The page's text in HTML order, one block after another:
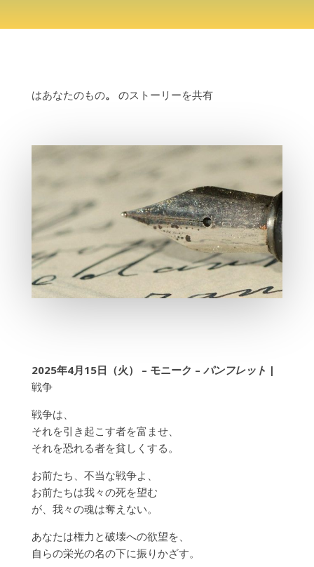
はあなたのもの。 のストーリーを共有
2025年4月15日（火） – モニーク – パンフレット |
戦争
戦争は、
それを引き起こす者を富ませ、
それを恐れる者を貧しくする。
お前たち、不当な戦争よ、
お前たちは我々の死を望む
が、我々の魂は奪えない。
あなたは権力と破壊への欲望を、
自らの栄光の名の下に振りかざす。